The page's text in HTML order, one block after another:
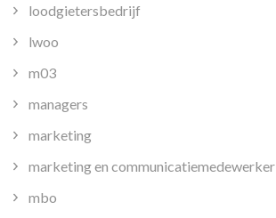
loodgietersbedrijf
lwoo
m03
managers
marketing
marketing en communicatiemedewerker
mbo